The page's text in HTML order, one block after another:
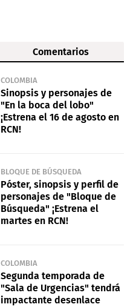
Comentarios
COLOMBIA
Sinopsis y personajes de
"En la boca del lobo"
¡Estrena el 16 de agosto en
RCN!
BLOQUE DE BÚSQUEDA
Póster, sinopsis y perfil de
personajes de "Bloque de
Búsqueda" ¡Estrena el
martes en RCN!
COLOMBIA
Segunda temporada de
"Sala de Urgencias" tendrá
impactante desenlace